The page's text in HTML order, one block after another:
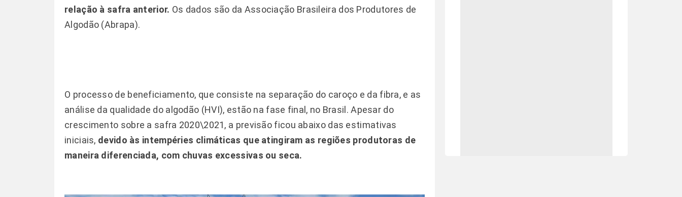
relação à safra anterior. Os dados são da Associação Brasileira dos Produtores de
Algodão (Abrapa).
O processo de beneficiamento, que consiste na separação do caroço e da fibra, e as
análise da qualidade do algodão (HVI), estão na fase final, no Brasil. Apesar do
crescimento sobre a safra 2020\2021, a previsão ficou abaixo das estimativas
iniciais, devido às intempéries climáticas que atingiram as regiões produtoras de
maneira diferenciada, com chuvas excessivas ou seca.